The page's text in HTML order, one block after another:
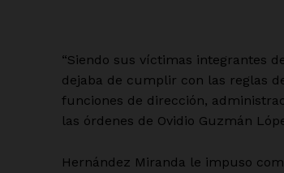
“Siendo sus víctimas integrantes
dejaba de cumplir con las reglas
funciones de dirección,
las órdenes de Ovidio Guzmán
Hernández Miranda le impuso